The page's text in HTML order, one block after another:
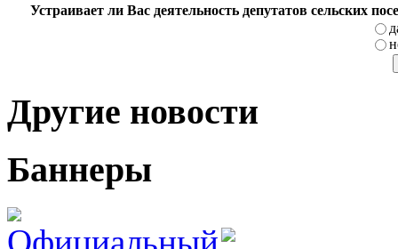
Устраивает ли Вас деятельность депутатов сельских
Другие новости
Баннеры